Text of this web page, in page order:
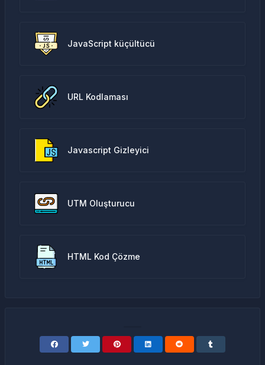
JavaScript küçültücü
URL Kodlaması
Javascript Gizleyici
UTM Oluşturucu
HTML Kod Çözme